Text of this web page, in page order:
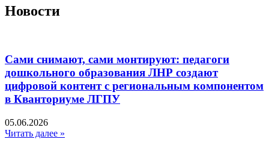
Новости
Сами снимают, сами монтируют: педагоги
дошкольного образования ЛНР создают
цифровой контент с региональным компонентом
в Кванториуме ЛГПУ​
05.06.2026
Читать далее »